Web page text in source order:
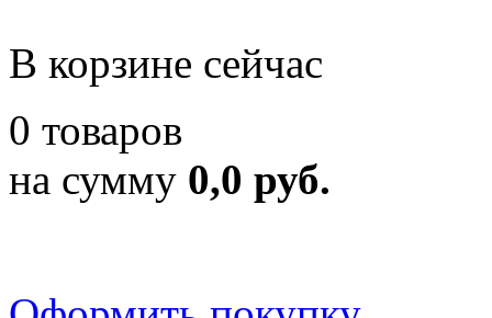
В корзине сейчас
0 товаров
на сумму 0,0 руб.